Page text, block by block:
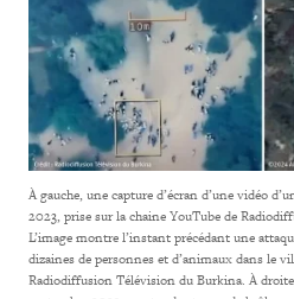
À gauche, une capture d’écran d’une vidéo
2023, prise sur la chaine YouTube de
L’image montre l’instant précédant une
dizaines de personnes et d’animaux dans le
Radiodiffusion Télévision du Burkina. À